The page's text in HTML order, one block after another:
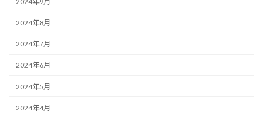
2024年8月
2024年7月
2024年6月
2024年5月
2024年4月